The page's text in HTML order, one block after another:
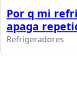
Por q mi
apaga
Refrigeradores